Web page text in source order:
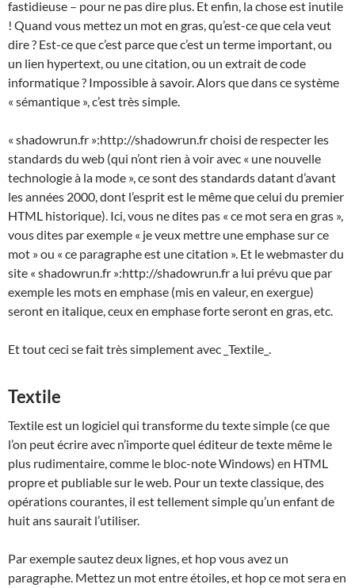
fastidieuse – pour ne pas dire plus. Et enfin, la chose est inutile
! Quand vous mettez un mot en gras, qu’est-ce que cela veut
dire ? Est-ce que c’est parce que c’est un terme important, ou
un lien hypertext, ou une citation, ou un extrait de code
informatique ? Impossible à savoir. Alors que dans ce système
« sémantique », c’est très simple.
« shadowrun.fr »:http://shadowrun.fr choisi de respecter les
standards du web (qui n’ont rien à voir avec « une nouvelle
technologie à la mode », ce sont des standards datant d’avant
les années 2000, dont l’esprit est le même que celui du premier
HTML historique). Ici, vous ne dites pas « ce mot sera en gras »,
vous dites par exemple « je veux mettre une emphase sur ce
mot » ou « ce paragraphe est une citation ». Et le webmaster du
site « shadowrun.fr »:http://shadowrun.fr a lui prévu que par
exemple les mots en emphase (mis en valeur, en exergue)
seront en italique, ceux en emphase forte seront en gras, etc.
Et tout ceci se fait très simplement avec _Textile_.
Textile
Textile est un logiciel qui transforme du texte simple (ce que
l’on peut écrire avec n’importe quel éditeur de texte même le
plus rudimentaire, comme le bloc-note Windows) en HTML
propre et publiable sur le web. Pour un texte classique, des
opérations courantes, il est tellement simple qu’un enfant de
huit ans saurait l’utiliser.
Par exemple sautez deux lignes, et hop vous avez un
paragraphe. Mettez un mot entre étoiles, et hop ce mot sera en